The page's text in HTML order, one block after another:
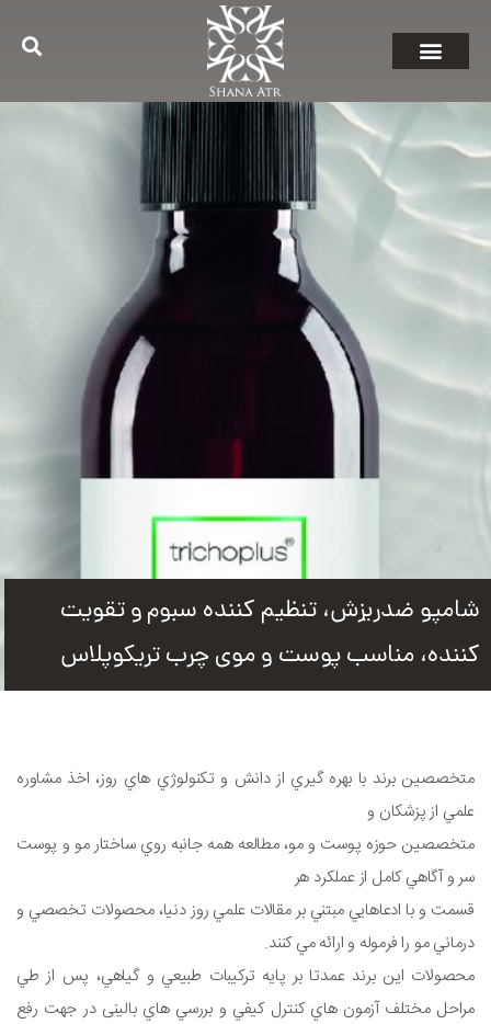
شامپو ضدریزش، تنظیم کننده سبوم و تقویت
کننده، مناسب پوست و موی چرب تریکوپلاس
متخصصين برند با بهره گيري از دانش و تکنولوژي هاي روز، اخذ مشاوره
علمي از پزشکان و
متخصصين حوزه پوست و مو، مطالعه همه جانبه روي ساختار مو و پوست
سر و آگاهي کامل از عملکرد هر
قسمت و با ادعاهايي مبتني بر مقالات علمي روز دنيا، محصولات تخصصي و
درماني مو را فرموله و ارائه مي کنند.
محصولات اين برند عمدتا بر پايه ترکيبات طبيعي و گياهي، پس از طي
مراحل مختلف آزمون هاي کنترل کيفي و بررسي هاي بالینی در جهت رفع